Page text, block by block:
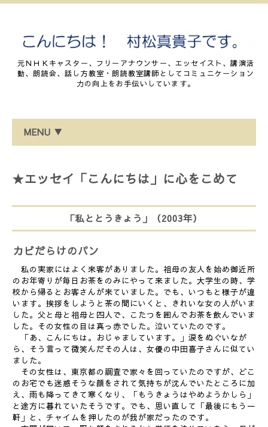
元ＮＨＫキャスター、フリーアナウンサー、エッセイスト、講演活
動、朗読会、話し方教室・朗読教室講師としてコミュニケーション
力の向上をお手伝いしています。
MENU ▼
★エッセイ「こんにちは」に心をこめて
「私ととうきょう」（2003年）
カビだらけのパン
私の実家にはよく来客がありました。祖母の友人を始め御近所
のお年寄りが毎日お茶をのみにやって来ました。大学生の時、学
校から帰るとお客さんが来ていました。でも、いつもと様子が違
います。挨拶をしようと茶の間にいくと、きれいな女の人がいま
した。父と母と祖母と四人で、こたつを囲んでお茶を飲んでいま
した。その女性の目は真っ赤でした。泣いていたのです。
「あ、こんにちは。おじゃましています。」涙をぬぐいなが
ら、そう言って微笑んだその人は、女優の中田喜子さんに似てい
ました。
その女性は、東京都の調査で家々を回っていたのですが、どこ
のお宅でも迷惑そうな顔をされて気持ちが沈んでいたところに加
え、雨も降ってきて寒くなり、「もうきょうはやめようかしら」
と途方に暮れていたそうです。でも、思い直して「最後にもう一
軒」と、チャイムを押したのが我が家だったのです。